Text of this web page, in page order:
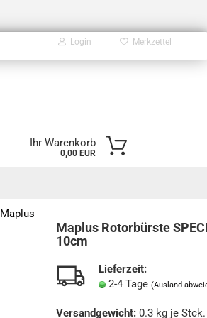
Login Merkzettel
Ihr Warenkorb
0,00 EUR
Maplus
Maplus Rotorbürste
10cm
Lieferzeit:
2-4 Tage (Ausland
Versandgewicht: 0.3 kg je Stck.